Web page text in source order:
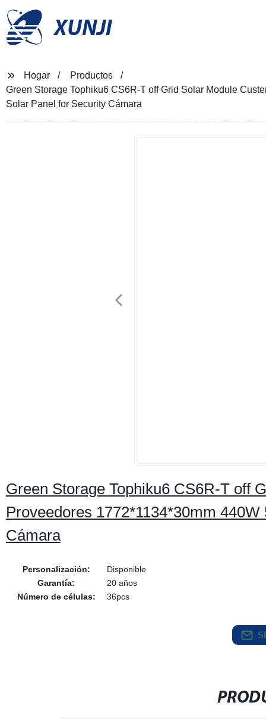
XUNJI
Hogar
Productos
Green Storage Tophiku6 CS6R-T off Grid Solar Module
Solar Panel for Security Cámara
Green Storage Tophiku6 CS6R-T off
Proveedores 1772*1134*30mm
Cámara
Personalización:
Disponible
Garantía:
20 años
Número de células:
36pcs